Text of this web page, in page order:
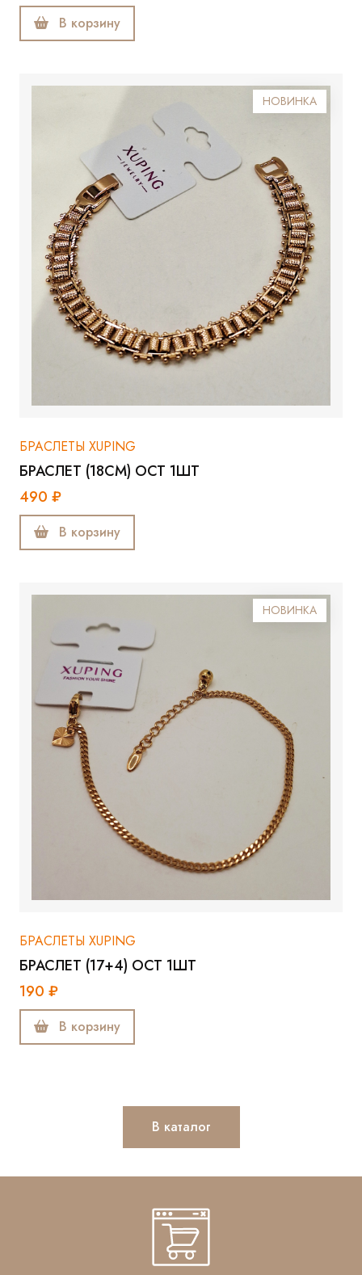
В корзину
НОВИНКА
БРАСЛЕТЫ XUPING
БРАСЛЕТ (18СМ) ОСТ 1ШТ
490 ₽
В корзину
НОВИНКА
БРАСЛЕТЫ XUPING
БРАСЛЕТ (17+4) ОСТ 1ШТ
190 ₽
В корзину
В каталог